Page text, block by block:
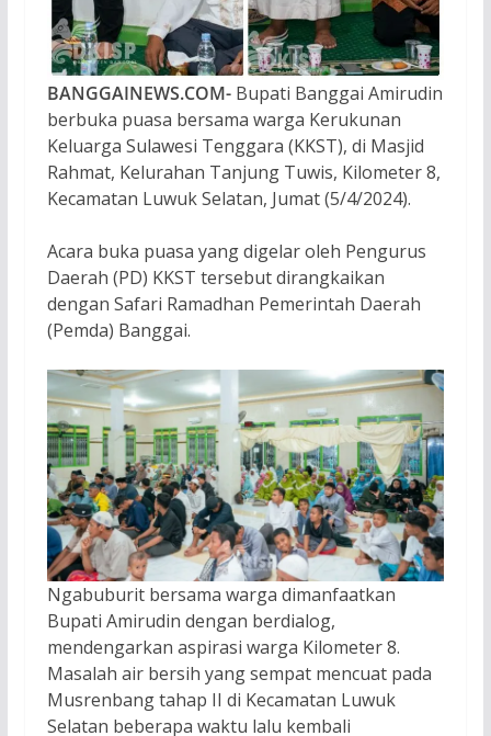
BANGGAINEWS.COM-Bupati Banggai Amirudin
berbuka puasa bersama warga Kerukunan
Keluarga Sulawesi Tenggara (KKST), di Masjid
Rahmat, Kelurahan Tanjung Tuwis, Kilometer 8,
Kecamatan Luwuk Selatan, Jumat (5/4/2024).
Acara buka puasa yang digelar oleh Pengurus
Daerah (PD) KKST tersebut dirangkaikan
dengan Safari Ramadhan Pemerintah Daerah
(Pemda) Banggai.
Ngabuburit bersama warga dimanfaatkan
Bupati Amirudin dengan berdialog,
mendengarkan aspirasi warga Kilometer 8.
Masalah air bersih yang sempat mencuat pada
Musrenbang tahap II di Kecamatan Luwuk
Selatan beberapa waktu lalu kembali